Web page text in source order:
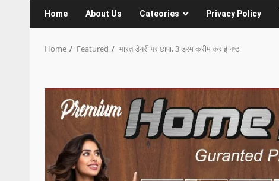
Home About Us Cateories Privacy Policy
Home Featured भारत डेयरी पर छापा, 3 ड्रम क्रीम कराई नष्ट